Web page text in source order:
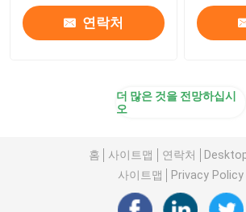
연락처
더 많은 것을 전망하십시
오
홈 사이트맵 연락처
사이트맵
Privacy Policy